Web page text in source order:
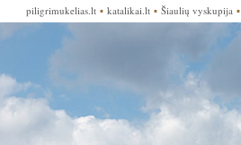
piligrimukelias.lt ▪ katalikai.lt ▪ Šiaulių vyskupija ▪